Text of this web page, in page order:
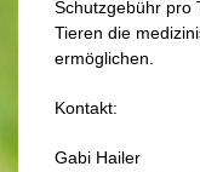
Schutzgebühr pro
Tieren die
ermöglichen.
Kontakt:
Gabi Hailer